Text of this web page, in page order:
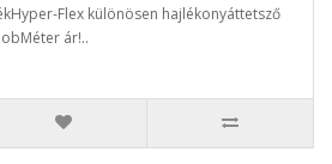
Flex különösen hajlékonyáttetsző
ár!..